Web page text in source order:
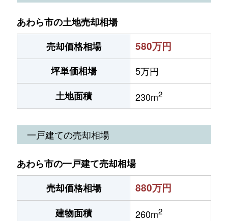
あわら市の土地売却相場
売却価格相場
580万円
坪単価相場
5万円
土地面積
230m2
一戸建ての売却相場
あわら市の一戸建て売却相場
売却価格相場
880万円
建物面積 260m2